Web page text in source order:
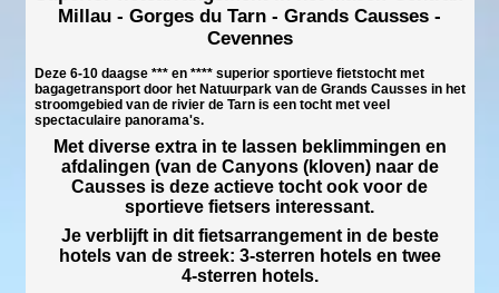
Millau - Gorges du Tarn - Grands Causses -
Cevennes
Deze 6-10 daagse *** en **** superior sportieve fietstocht met
bagagetransport door het Natuurpark van de Grands Causses in het
stroomgebied van de rivier de Tarn is een tocht met veel
spectaculaire panorama's.
Met diverse extra in te lassen beklimmingen en
afdalingen (van de Canyons (kloven) naar de
Causses is deze actieve tocht ook voor de
sportieve fietsers interessant.
Je verblijft in dit fietsarrangement in de beste
hotels van de streek: 3-sterren hotels en twee
4-sterren hotels.